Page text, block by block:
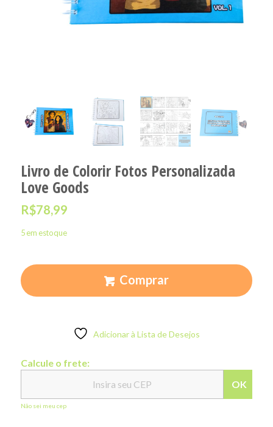
Livro de Colorir Fotos Personalizada
Love Goods
R$78,99
5 em estoque
Comprar
Adicionar à Lista de Desejos
Calcule o frete:
OK
Não sei meu cep